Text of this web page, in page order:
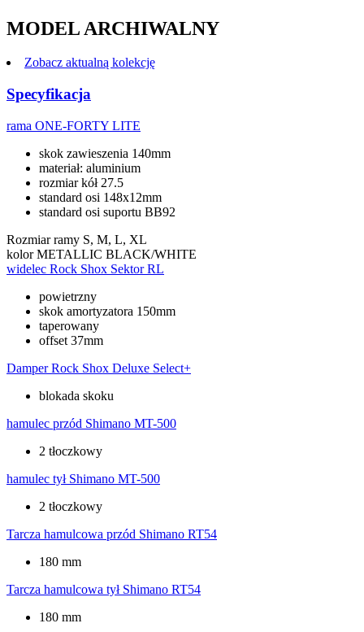
MODEL ARCHIWALNY
Zobacz aktualną kolekcję
Specyfikacja
rama ONE-FORTY LITE
skok zawieszenia 140mm
materiał: aluminium
rozmiar kół 27.5
standard osi 148x12mm
standard osi suportu BB92
Rozmiar ramy S, M, L, XL
kolor METALLIC BLACK/WHITE
widelec Rock Shox Sektor RL
powietrzny
skok amortyzatora 150mm
taperowany
offset 37mm
Damper Rock Shox Deluxe Select+
blokada skoku
hamulec przód Shimano MT-500
2 tłoczkowy
hamulec tył Shimano MT-500
2 tłoczkowy
Tarcza hamulcowa przód Shimano RT54
180 mm
Tarcza hamulcowa tył Shimano RT54
180 mm